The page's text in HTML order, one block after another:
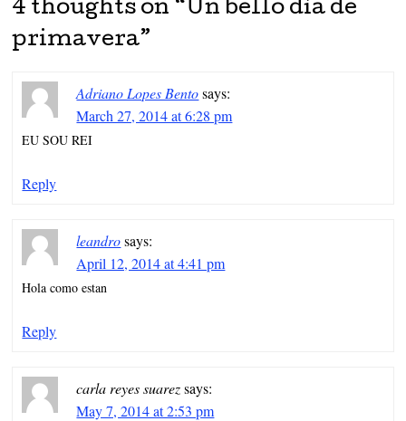
4 thoughts on “Un bello día de
primavera”
Adriano Lopes Bento says:
March 27, 2014 at 6:28 pm
EU SOU REI
Reply
leandro says:
April 12, 2014 at 4:41 pm
Hola como estan
Reply
carla reyes suarez says:
May 7, 2014 at 2:53 pm